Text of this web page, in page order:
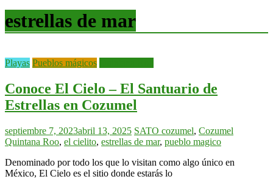
estrellas de mar
Playas Pueblos mágicos
Conoce El Cielo – El Santuario de
Estrellas en Cozumel
septiembre 7, 2023abril 13, 2025 SATO cozumel, Cozumel
Quintana Roo, el cielito, estrellas de mar, pueblo magico
Denominado por todo los que lo visitan como algo único en
México, El Cielo es el sitio donde estarás lo